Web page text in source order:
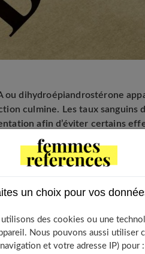
ou dihydroépiandrostérone
culmine. Les taux sanguins
afin d’éviter certains
Peut-on en prendre sans
âge ?
un choix pour vos
utilisons des cookies ou une
Nous pouvons aussi utiliser
et votre adresse IP)